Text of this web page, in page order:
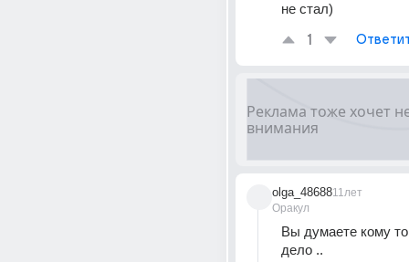
не стал)
1
olga_48688
Оракул
11лет
Вы думаете кому то
дело ..